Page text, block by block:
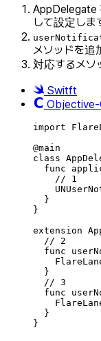
AppDelegate
して設定しま
メソッドを追
対応するメソ
Switft
Objective-
import
@main
class
func
// 1
}
}
extension
// 2
func
}
// 3
func
}
}